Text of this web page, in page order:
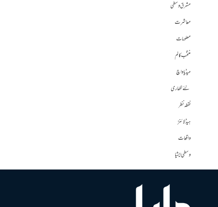
مشرق وسطی
معاشرت
معلومات
منتخب کالم
میڈیا واچ
نئے لکھاری
نقطہ نظر
ہیڈلائنز
واقعات
وسطی ایشیا